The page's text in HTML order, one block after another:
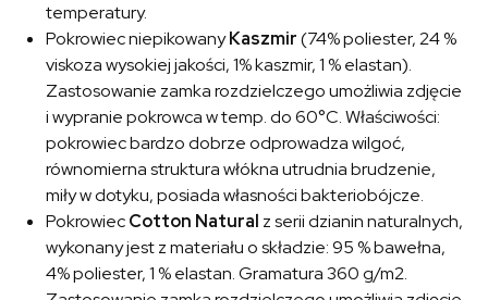
temperatury.
Pokrowiec niepikowanyKaszmir(74% poliester, 24 %
viskoza wysokiej jakości, 1% kaszmir, 1 % elastan).
Zastosowanie zamka rozdzielczego umożliwia zdjęcie
i wypranie pokrowca w temp. do 60°C. Właściwości:
pokrowiec bardzo dobrze odprowadza wilgoć,
równomierna struktura włókna utrudnia brudzenie,
miły w dotyku, posiada własności bakteriobójcze.
PokrowiecCotton Natural z serii dzianin naturalnych,
wykonany jest z materiału o składzie: 95 % bawełna,
4% poliester, 1 % elastan. Gramatura 360 g/m2.